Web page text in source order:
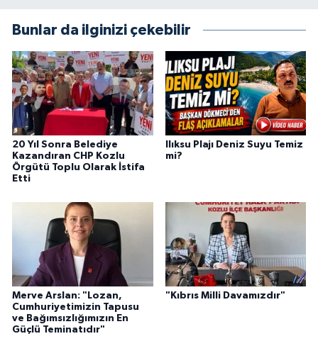
Bunlar da ilginizi çekebilir
20 Yıl Sonra Belediye
Kazandıran CHP Kozlu
Örgütü Toplu Olarak İstifa
Etti
Ilıksu Plajı Deniz Suyu Temiz
mi?
Merve Arslan: "Lozan,
Cumhuriyetimizin Tapusu
ve Bağımsızlığımızın En
Güçlü Teminatıdır"
"Kıbrıs Milli Davamızdır"